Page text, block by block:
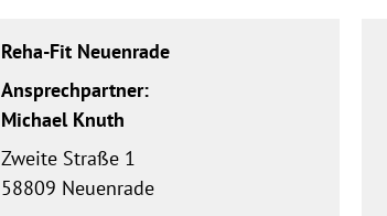
Reha-Fit Neuenrade
Zweite Straße 1
58809 Neuenrade
Ansprechpartner:
Michael Knuth